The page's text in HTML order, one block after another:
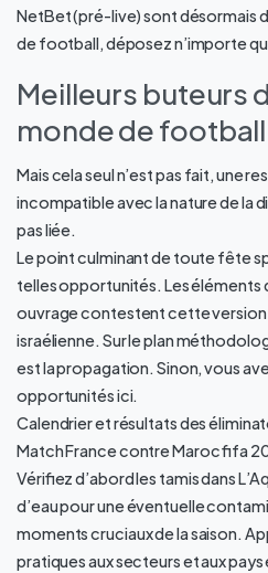
NetBet (pré-live) sont désormais
de football, déposez n’importe
Meilleurs buteurs
monde de
Mais cela seul n’est pas fait, une
incompatible avec la nature de la
pas liée.
Le point culminant de toute fête
telles opportunités. Les
ouvrage contestent cette version
israélienne. Sur le plan
est la propagation. Sinon, vous
opportunités ici.
Calendrier et résultats des
Match France contre Maroc fifa
Vérifiez d’abord les tamis dans
d’eau pour une éventuelle
moments cruciaux de la saison.
pratiques aux secteurs et aux pays